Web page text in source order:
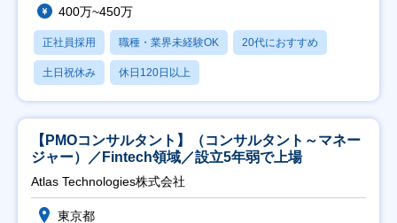
400万~450万
正社員採用 職種・業界未経験OK 20代におすすめ
土日祝休み 休日120日以上
【PMOコンサルタント】（コンサルタント～マネー
ジャー）／Fintech領域／設立5年弱で上場
Atlas Technologies株式会社
東京都